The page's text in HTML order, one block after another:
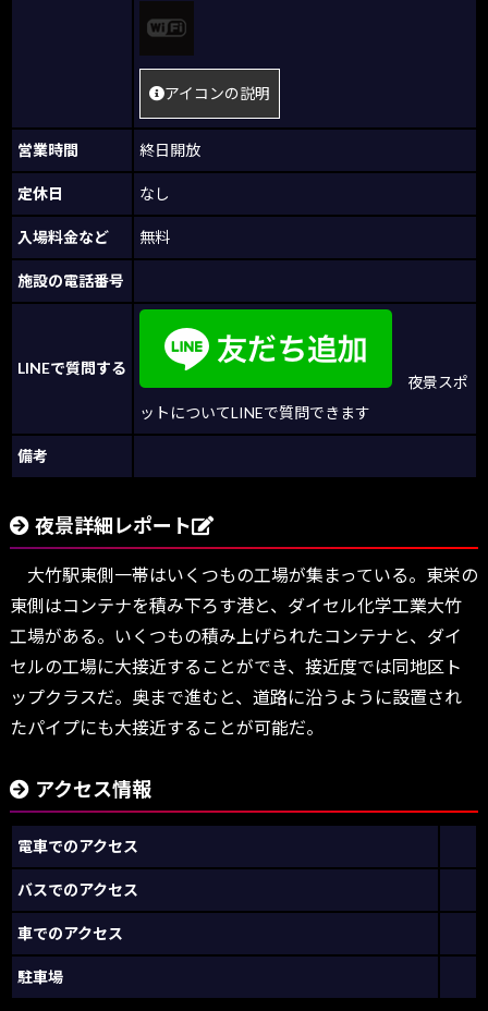
アイコンの説明
営業時間 終日開放
定休日 なし
入場料金など 無料
施設の電話番号
LINEで質問する
夜景スポ
ットについてLINEで質問できます
備考
夜景詳細レポート
大竹駅東側一帯はいくつもの工場が集まっている。東栄の
東側はコンテナを積み下ろす港と、ダイセル化学工業大竹
工場がある。いくつもの積み上げられたコンテナと、ダイ
セルの工場に大接近することができ、接近度では同地区ト
ップクラスだ。奥まで進むと、道路に沿うように設置され
たパイプにも大接近することが可能だ。
アクセス情報
電車でのアクセス
バスでのアクセス
車でのアクセス
駐車場